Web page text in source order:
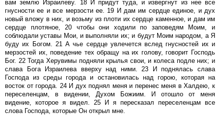
вам землю Израилеву. 18 И придут туда, и извергнут из нее все
гнусности ее и все мерзости ее. 19 И дам им сердце единое, и дух
новый вложу в них, и возьму из плоти их сердце каменное, и дам им
сердце плотяное, 20 чтобы они ходили по заповедям Моим, и
соблюдали уставы Мои, и выполняли их; и будут Моим народом, а Я
буду их Богом. 21 А чье сердце увлечется вслед гнусностей их и
мерзостей их, поведение тех обращу на их голову, говорит Господь
Бог. 22 Тогда Херувимы подняли крылья свои, и колеса подле них; и
слава Бога Израилева вверху над ними. 23 И поднялась слава
Господа из среды города и остановилась над горою, которая на
восток от города. 24 И дух поднял меня и перенес меня в Халдею, к
переселенцам, в видении, Духом Божиим. И отошло от меня
видение, которое я видел. 25 И я пересказал переселенцам все
слова Господа, которые Он открыл мне.